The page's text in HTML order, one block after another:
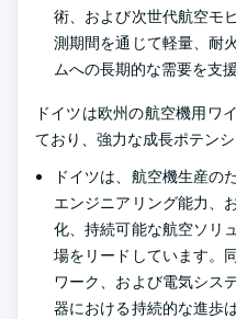
術、および次世代航空モ
測期間を通じて軽量、耐
ムへの長期的な需要を支
ドイツは欧州の航空機用ワ
ており、強力な成長ポテンシ
ドイツは、航空機生産の
エンジニアリング能力、
化、持続可能な航空ソリ
場をリードしています。
ワーク、および電気シス
器における持続的な進歩